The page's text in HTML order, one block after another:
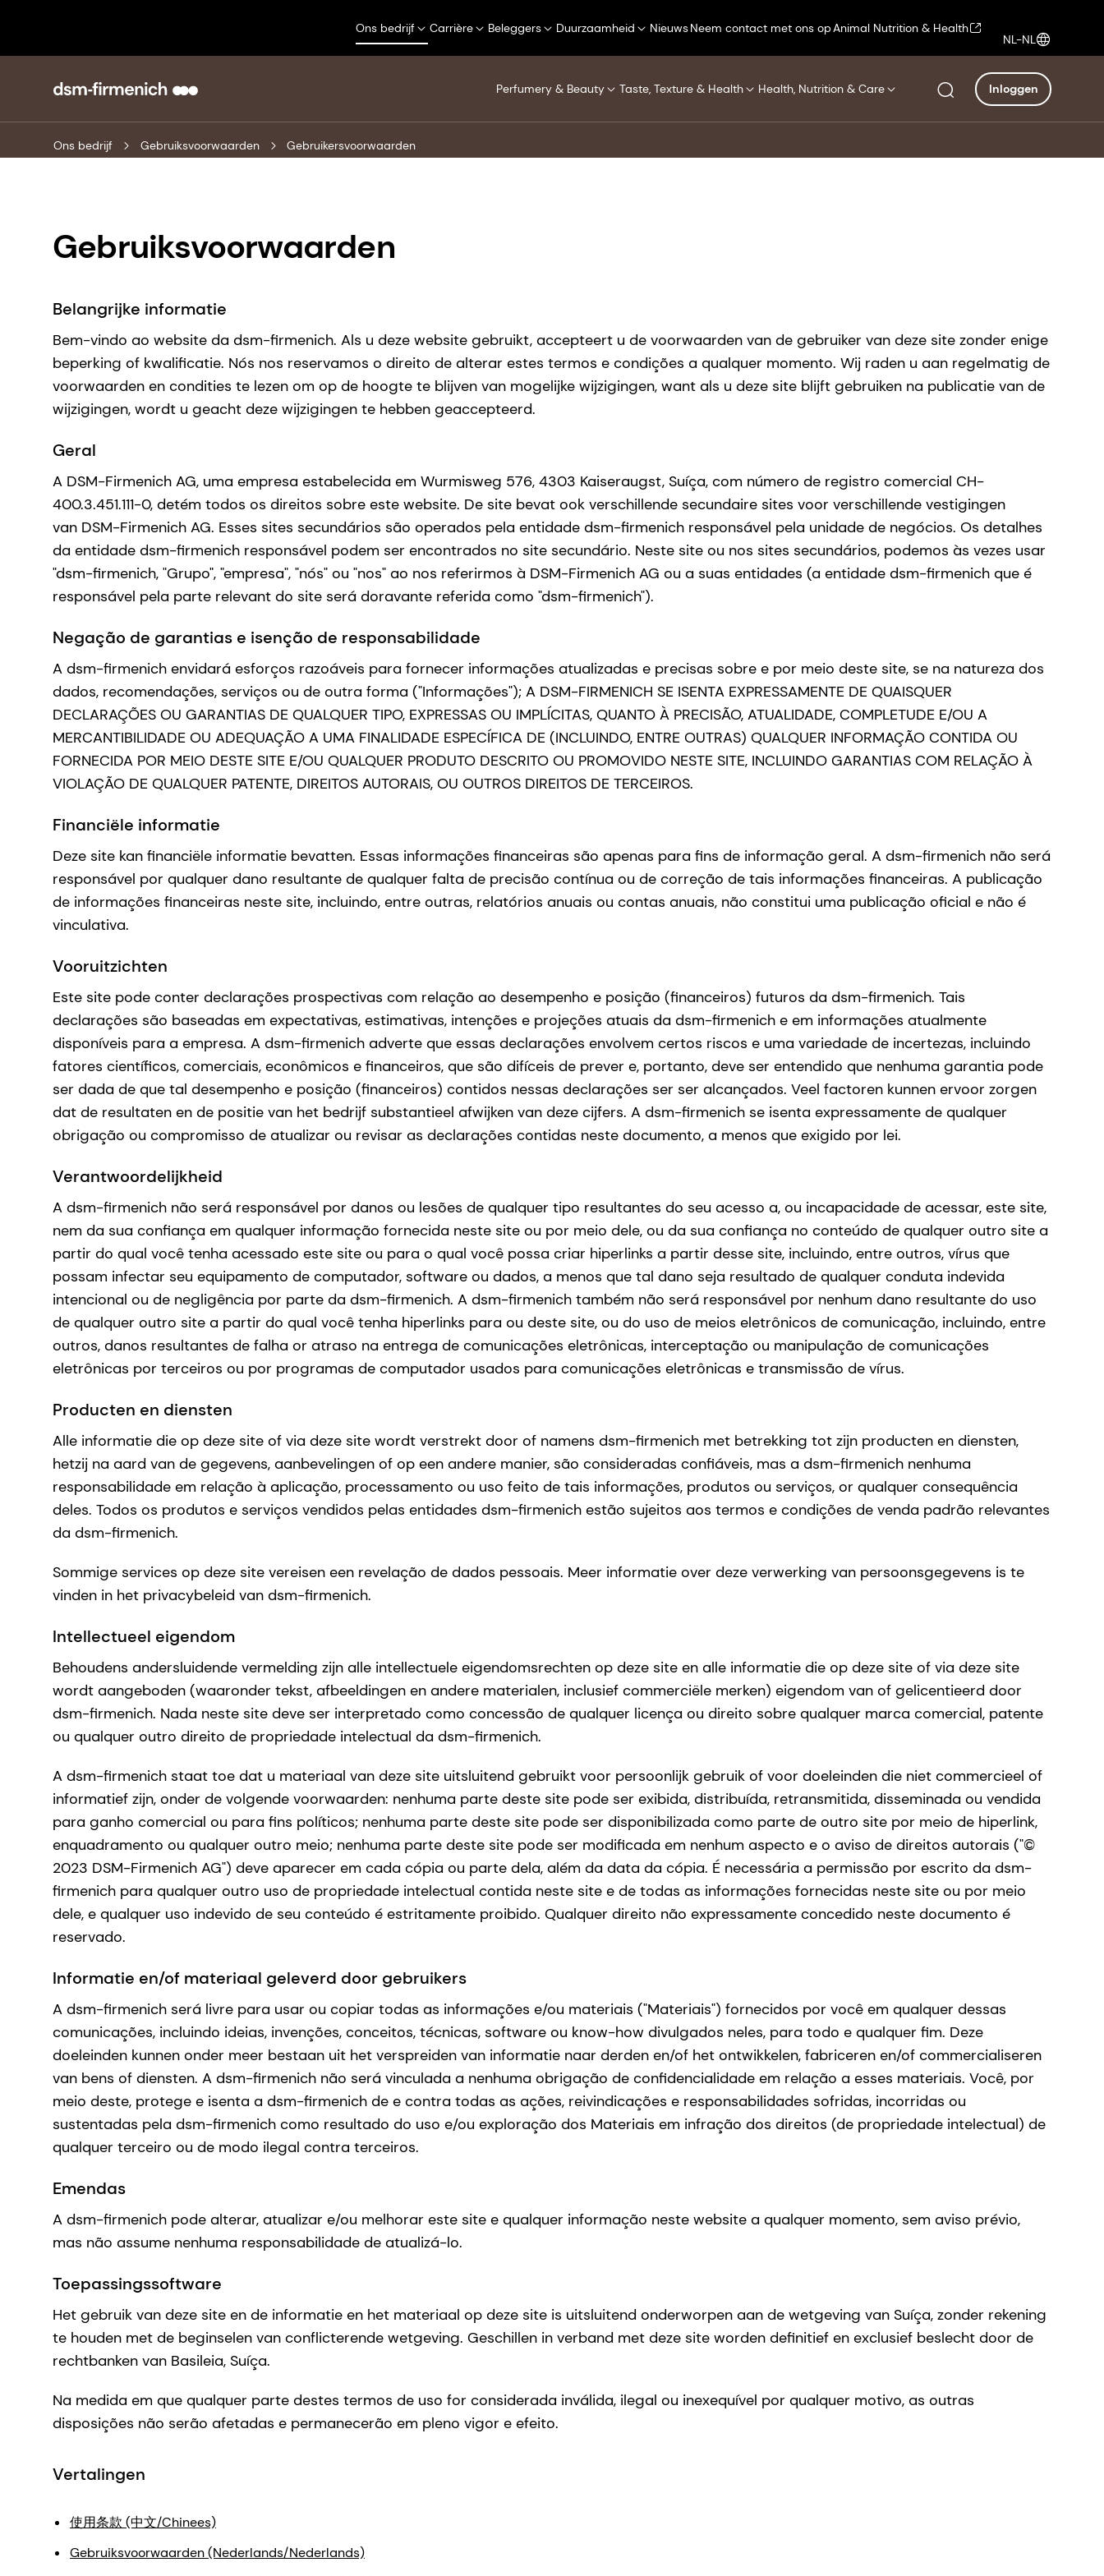
Ons bedrijf Carrière Beleggers Duurzaamheid NieuwsNeem contact met ons opAnimal Nutrition & Health
NL-NL
Perfumery & Beauty Taste, Texture & Health Health, Nutrition & Care Inloggen
Ons bedrijf Gebruiksvoorwaarden Gebruikersvoorwaarden
Gebruiksvoorwaarden
Belangrijke informatie
Bem-vindo ao website da dsm-firmenich. Als u deze website gebruikt, accepteert u de voorwaarden van de gebruiker van deze site zonder enige
beperking of kwalificatie. Nós nos reservamos o direito de alterar estes termos e condições a qualquer momento. Wij raden u aan regelmatig de
voorwaarden en condities te lezen om op de hoogte te blijven van mogelijke wijzigingen, want als u deze site blijft gebruiken na publicatie van de
wijzigingen, wordt u geacht deze wijzigingen te hebben geaccepteerd.
Geral
A DSM-Firmenich AG, uma empresa estabelecida em Wurmisweg 576, 4303 Kaiseraugst, Suíça, com número de registro comercial CH-
400.3.451.111-0, detém todos os direitos sobre este website. De site bevat ook verschillende secundaire sites voor verschillende vestigingen
van DSM-Firmenich AG. Esses sites secundários são operados pela entidade dsm-firmenich responsável pela unidade de negócios. Os detalhes
da entidade dsm-firmenich responsável podem ser encontrados no site secundário. Neste site ou nos sites secundários, podemos às vezes usar
"dsm-firmenich, "Grupo", "empresa", "nós" ou "nos" ao nos referirmos à DSM-Firmenich AG ou a suas entidades (a entidade dsm-firmenich que é
responsável pela parte relevant do site será doravante referida como "dsm-firmenich").
Negação de garantias e isenção de responsabilidade
A dsm-firmenich envidará esforços razoáveis para fornecer informações atualizadas e precisas sobre e por meio deste site, se na natureza dos
dados, recomendações, serviços ou de outra forma ("Informações"); A DSM-FIRMENICH SE ISENTA EXPRESSAMENTE DE QUAISQUER
DECLARAÇÕES OU GARANTIAS DE QUALQUER TIPO, EXPRESSAS OU IMPLÍCITAS, QUANTO À PRECISÃO, ATUALIDADE, COMPLETUDE E/OU A
MERCANTIBILIDADE OU ADEQUAÇÃO A UMA FINALIDADE ESPECÍFICA DE (INCLUINDO, ENTRE OUTRAS) QUALQUER INFORMAÇÃO CONTIDA OU
FORNECIDA POR MEIO DESTE SITE E/OU QUALQUER PRODUTO DESCRITO OU PROMOVIDO NESTE SITE, INCLUINDO GARANTIAS COM RELAÇÃO À
VIOLAÇÃO DE QUALQUER PATENTE, DIREITOS AUTORAIS, OU OUTROS DIREITOS DE TERCEIROS.
Financiële informatie
Deze site kan financiële informatie bevatten. Essas informações financeiras são apenas para fins de informação geral. A dsm-firmenich não será
responsável por qualquer dano resultante de qualquer falta de precisão contínua ou de correção de tais informações financeiras. A publicação
de informações financeiras neste site, incluindo, entre outras, relatórios anuais ou contas anuais, não constitui uma publicação oficial e não é
vinculativa.
Vooruitzichten
Este site pode conter declarações prospectivas com relação ao desempenho e posição (financeiros) futuros da dsm-firmenich. Tais
declarações são baseadas em expectativas, estimativas, intenções e projeções atuais da dsm-firmenich e em informações atualmente
disponíveis para a empresa. A dsm-firmenich adverte que essas declarações envolvem certos riscos e uma variedade de incertezas, incluindo
fatores científicos, comerciais, econômicos e financeiros, que são difíceis de prever e, portanto, deve ser entendido que nenhuma garantia pode
ser dada de que tal desempenho e posição (financeiros) contidos nessas declarações ser ser alcançados. Veel factoren kunnen ervoor zorgen
dat de resultaten en de positie van het bedrijf substantieel afwijken van deze cijfers. A dsm-firmenich se isenta expressamente de qualquer
obrigação ou compromisso de atualizar ou revisar as declarações contidas neste documento, a menos que exigido por lei.
Verantwoordelijkheid
A dsm-firmenich não será responsável por danos ou lesões de qualquer tipo resultantes do seu acesso a, ou incapacidade de acessar, este site,
nem da sua confiança em qualquer informação fornecida neste site ou por meio dele, ou da sua confiança no conteúdo de qualquer outro site a
partir do qual você tenha acessado este site ou para o qual você possa criar hiperlinks a partir desse site, incluindo, entre outros, vírus que
possam infectar seu equipamento de computador, software ou dados, a menos que tal dano seja resultado de qualquer conduta indevida
intencional ou de negligência por parte da dsm-firmenich. A dsm-firmenich também não será responsável por nenhum dano resultante do uso
de qualquer outro site a partir do qual você tenha hiperlinks para ou deste site, ou do uso de meios eletrônicos de comunicação, incluindo, entre
outros, danos resultantes de falha or atraso na entrega de comunicações eletrônicas, interceptação ou manipulação de comunicações
eletrônicas por terceiros ou por programas de computador usados para comunicações eletrônicas e transmissão de vírus.
Producten en diensten
Alle informatie die op deze site of via deze site wordt verstrekt door of namens dsm-firmenich met betrekking tot zijn producten en diensten,
hetzij na aard van de gegevens, aanbevelingen of op een andere manier, são consideradas confiáveis, mas a dsm-firmenich nenhuma
responsabilidade em relação à aplicação, processamento ou uso feito de tais informações, produtos ou serviços, or qualquer consequência
deles. Todos os produtos e serviços vendidos pelas entidades dsm-firmenich estão sujeitos aos termos e condições de venda padrão relevantes
da dsm-firmenich.
Sommige services op deze site vereisen een revelação de dados pessoais. Meer informatie over deze verwerking van persoonsgegevens is te
vinden in het privacybeleid van dsm-firmenich.
Intellectueel eigendom
Behoudens andersluidende vermelding zijn alle intellectuele eigendomsrechten op deze site en alle informatie die op deze site of via deze site
wordt aangeboden (waaronder tekst, afbeeldingen en andere materialen, inclusief commerciële merken) eigendom van of gelicentieerd door
dsm-firmenich. Nada neste site deve ser interpretado como concessão de qualquer licença ou direito sobre qualquer marca comercial, patente
ou qualquer outro direito de propriedade intelectual da dsm-firmenich.
A dsm-firmenich staat toe dat u materiaal van deze site uitsluitend gebruikt voor persoonlijk gebruik of voor doeleinden die niet commercieel of
informatief zijn, onder de volgende voorwaarden: nenhuma parte deste site pode ser exibida, distribuída, retransmitida, disseminada ou vendida
para ganho comercial ou para fins políticos; nenhuma parte deste site pode ser disponibilizada como parte de outro site por meio de hiperlink,
enquadramento ou qualquer outro meio; nenhuma parte deste site pode ser modificada em nenhum aspecto e o aviso de direitos autorais ("©
2023 DSM-Firmenich AG") deve aparecer em cada cópia ou parte dela, além da data da cópia. É necessária a permissão por escrito da dsm-
firmenich para qualquer outro uso de propriedade intelectual contida neste site e de todas as informações fornecidas neste site ou por meio
dele, e qualquer uso indevido de seu conteúdo é estritamente proibido. Qualquer direito não expressamente concedido neste documento é
reservado.
Informatie en/of materiaal geleverd door gebruikers
A dsm-firmenich será livre para usar ou copiar todas as informações e/ou materiais ("Materiais") fornecidos por você em qualquer dessas
comunicações, incluindo ideias, invenções, conceitos, técnicas, software ou know-how divulgados neles, para todo e qualquer fim. Deze
doeleinden kunnen onder meer bestaan uit het verspreiden van informatie naar derden en/of het ontwikkelen, fabriceren en/of commercialiseren
van bens of diensten. A dsm-firmenich não será vinculada a nenhuma obrigação de confidencialidade em relação a esses materiais. Você, por
meio deste, protege e isenta a dsm-firmenich de e contra todas as ações, reivindicações e responsabilidades sofridas, incorridas ou
sustentadas pela dsm-firmenich como resultado do uso e/ou exploração dos Materiais em infração dos direitos (de propriedade intelectual) de
qualquer terceiro ou de modo ilegal contra terceiros.
Emendas
A dsm-firmenich pode alterar, atualizar e/ou melhorar este site e qualquer informação neste website a qualquer momento, sem aviso prévio,
mas não assume nenhuma responsabilidade de atualizá-lo.
Toepassingssoftware
Het gebruik van deze site en de informatie en het materiaal op deze site is uitsluitend onderworpen aan de wetgeving van Suíça, zonder rekening
te houden met de beginselen van conflicterende wetgeving. Geschillen in verband met deze site worden definitief en exclusief beslecht door de
rechtbanken van Basileia, Suíça.
Na medida em que qualquer parte destes termos de uso for considerada inválida, ilegal ou inexequível por qualquer motivo, as outras
disposições não serão afetadas e permanecerão em pleno vigor e efeito.
Vertalingen
使用条款 (中文/Chinees)
Gebruiksvoorwaarden (Nederlands/Nederlands)